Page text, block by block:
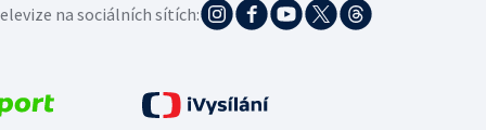
na sociálních sítích: